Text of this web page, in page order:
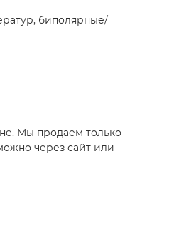
биполярные/
Мы продаем только
через сайт или